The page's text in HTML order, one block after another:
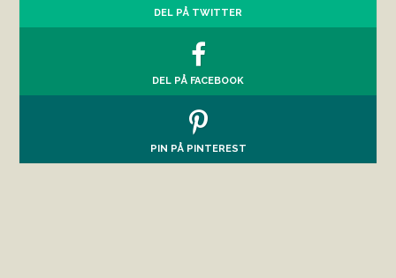
DEL PÅ TWITTER
DEL PÅ FACEBOOK
PIN PÅ PINTEREST